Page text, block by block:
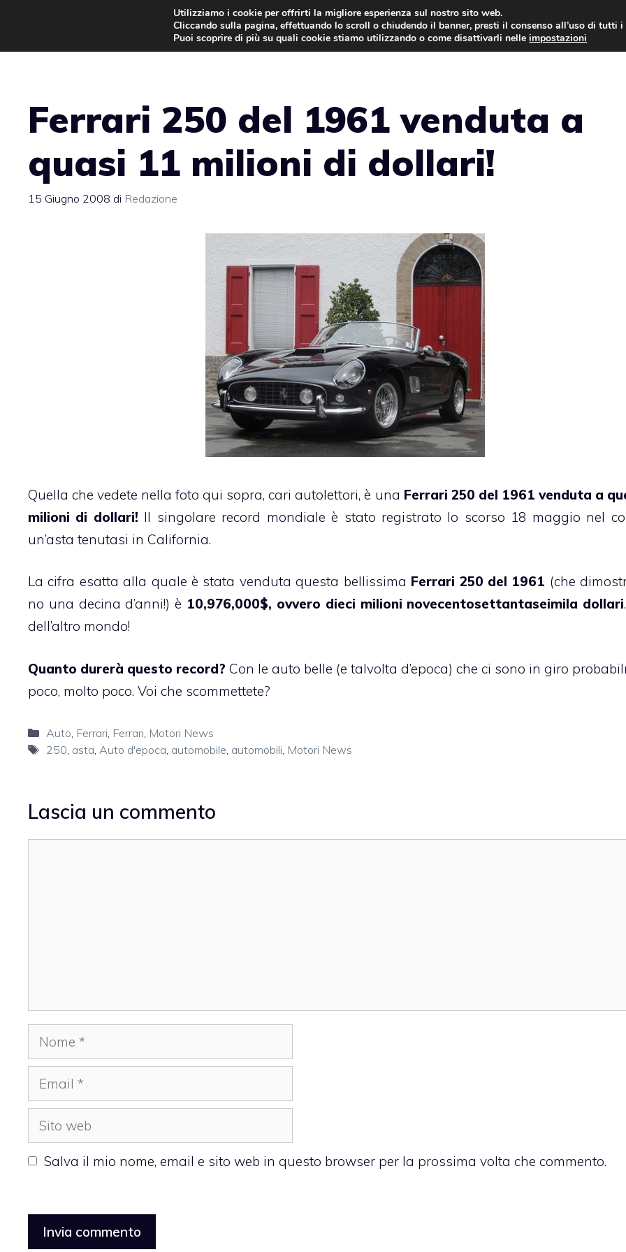
contenuto
AUTO NEWS
Ferrari 250 del 1961 venduta a
quasi 11 milioni di dollari!
15 Giugno 2008 di Redazione
Quella che vedete nella foto qui sopra, cari autolettori, è una Ferrari 250 del 1961 venduta a
milioni di dollari! Il singolare record mondiale è stato registrato lo scorso 18 maggio nel
un’asta tenutasi in California.
La cifra esatta alla quale è stata venduta questa bellissima Ferrari 250 del 1961 (che
no una decina d’anni!) è 10,976,000$, ovvero dieci milioni novecentosettantaseimila dollari
dell’altro mondo!
Quanto durerà questo record? Con le auto belle (e talvolta d’epoca) che ci sono in giro
poco, molto poco. Voi che scommettete?
Categorie
Auto Ferrari Ferrari Motori News
Tag
250 asta Auto d'epoca automobile automobili Motori News
Lascia un commento
Nome
Email
Sito
web
Salva il mio nome, email e sito web in questo browser per la prossima volta che commento.
Utilizziamo i cookie per offrirti la migliore esperienza sul nostro sito web.
Cliccando sulla pagina, effettuando lo scroll o chiudendo il banner, presti il consenso all’uso di tutti i
Puoi scoprire di più su quali cookie stiamo utilizzando o come disattivarli nelleimpostazioni